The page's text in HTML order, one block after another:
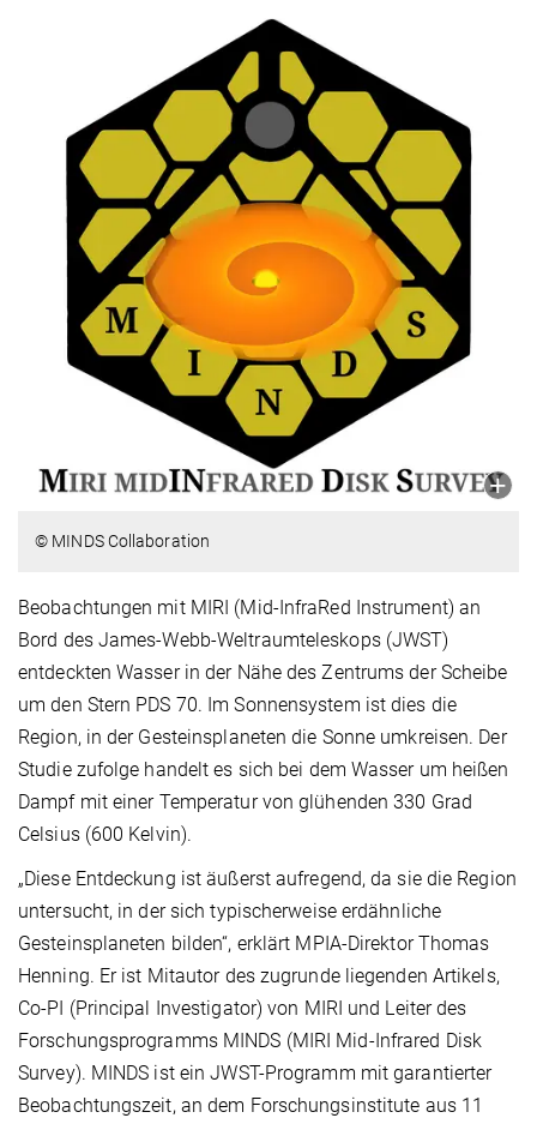
© MINDS Collaboration
Beobachtungen mit MIRI (Mid-InfraRed Instrument) an
Bord des James-Webb-Weltraumteleskops (JWST)
entdeckten Wasser in der Nähe des Zentrums der Scheibe
um den Stern PDS 70. Im Sonnensystem ist dies die
Region, in der Gesteinsplaneten die Sonne umkreisen. Der
Studie zufolge handelt es sich bei dem Wasser um heißen
Dampf mit einer Temperatur von glühenden 330 Grad
Celsius (600 Kelvin).
„Diese Entdeckung ist äußerst aufregend, da sie die Region
untersucht, in der sich typischerweise erdähnliche
Gesteinsplaneten bilden“, erklärt MPIA-Direktor Thomas
Henning. Er ist Mitautor des zugrunde liegenden Artikels,
Co-PI (Principal Investigator) von MIRI und Leiter des
Forschungsprogramms MINDS (MIRI Mid-Infrared Disk
Survey). MINDS ist ein JWST-Programm mit garantierter
Beobachtungszeit, an dem Forschungsinstitute aus 11